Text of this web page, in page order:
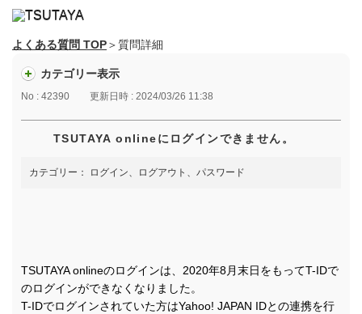
よくある質問 TOP＞質問詳細
カテゴリー表示
No : 42390 更新日時 : 2024/03/26 11:38
TSUTAYA onlineにログインできません。
カテゴリー： ログイン、ログアウト、パスワード
TSUTAYA onlineのログインは、2020年8月末日をもってT-IDで
のログインができなくなりました。
T-IDでログインされていた方はYahoo! JAPAN IDとの連携を行